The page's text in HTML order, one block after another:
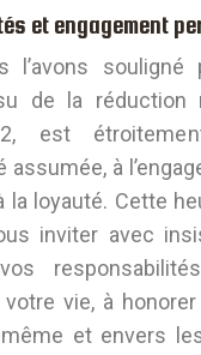
et engagement
l’avons souligné
de la réduction
est
assumée, à
la loyauté. Cette
inviter avec
vie, à
et envers